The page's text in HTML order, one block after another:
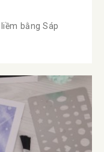
bằng Sáp